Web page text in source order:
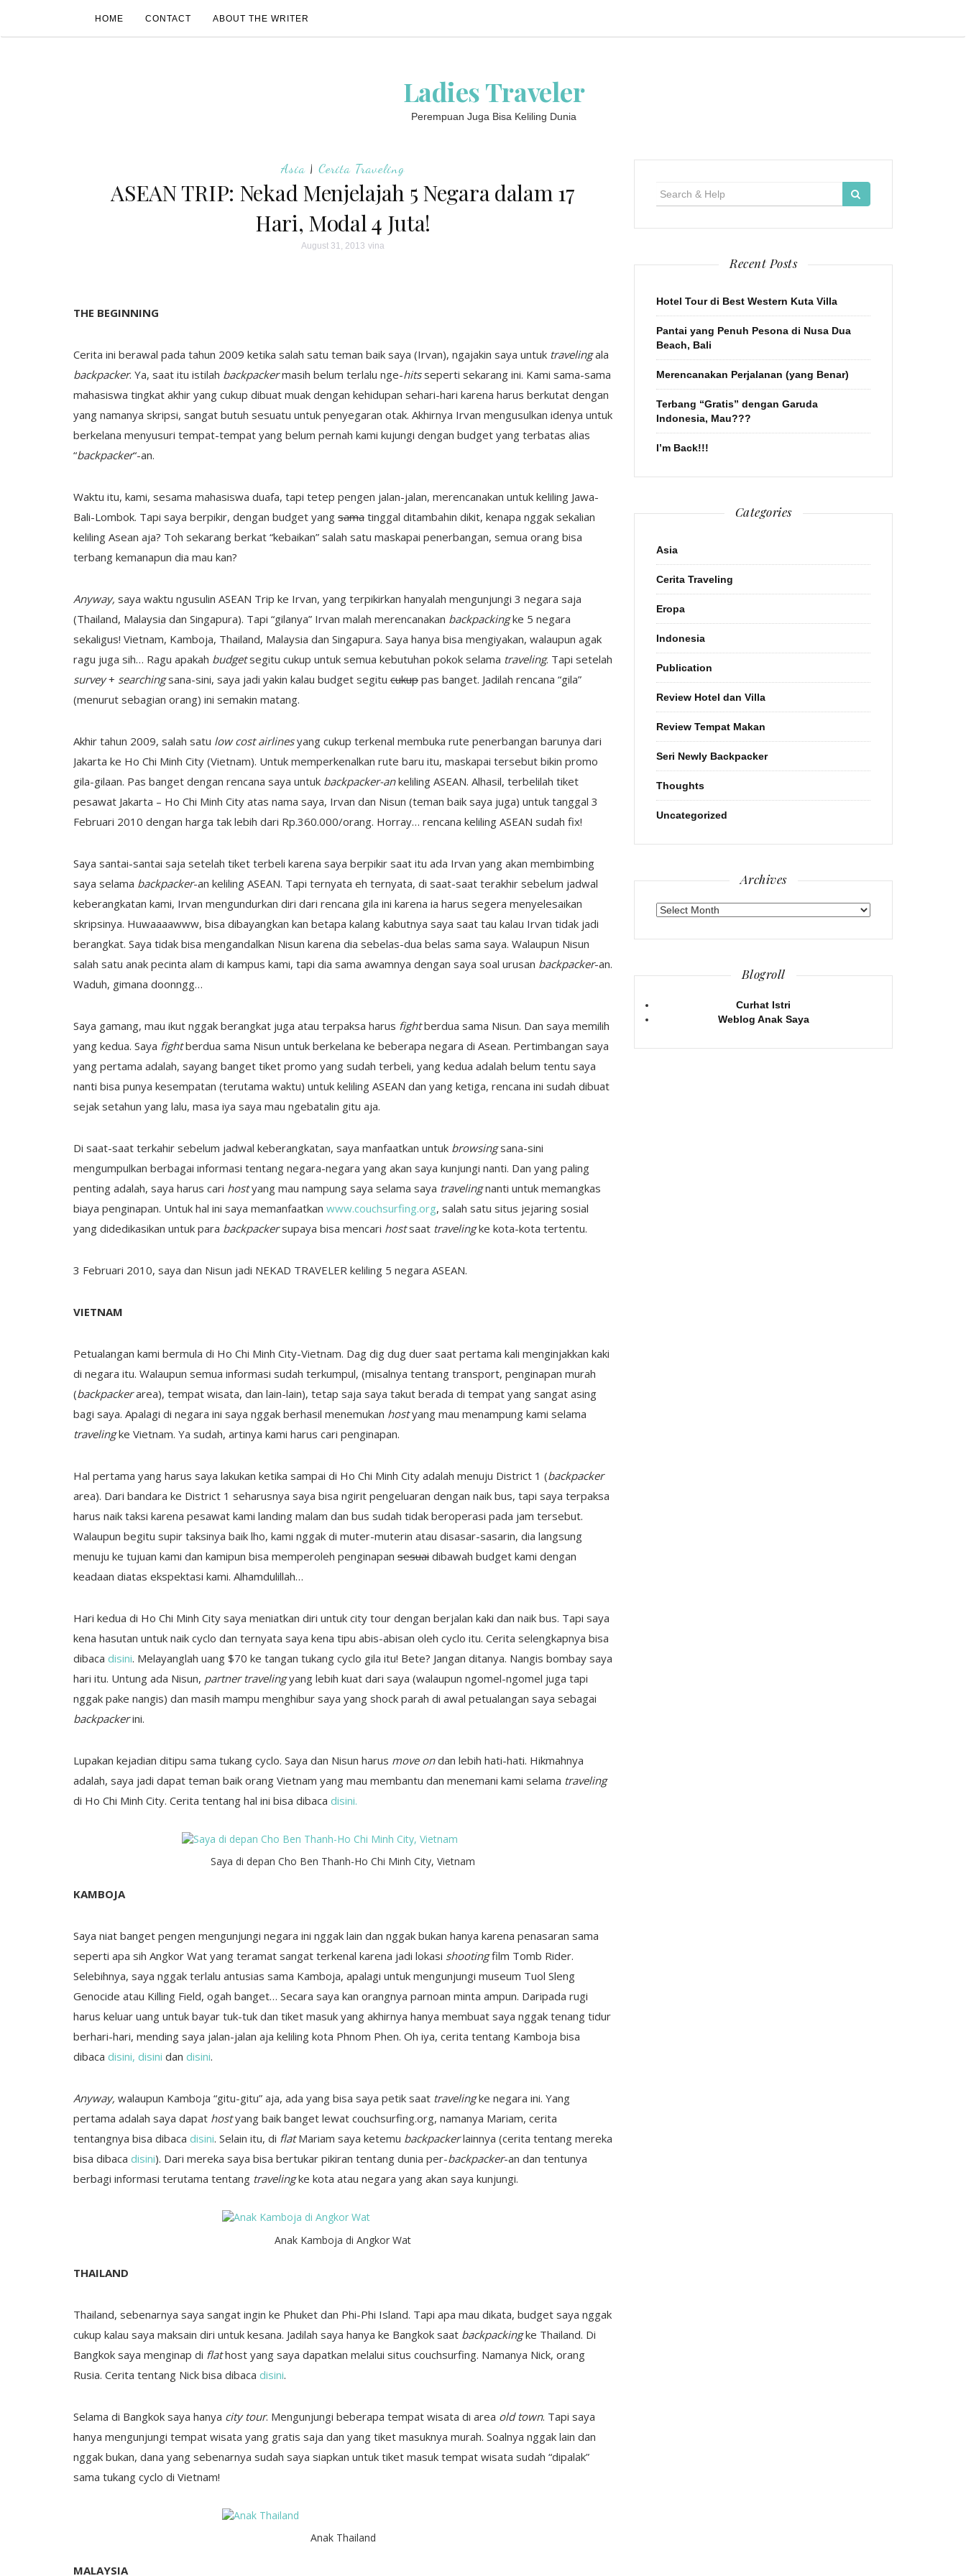
HOME CONTACT ABOUT THE WRITER
Ladies Traveler
Perempuan Juga Bisa Keliling Dunia
Asia | Cerita Traveling
ASEAN TRIP: Nekad Menjelajah 5 Negara dalam 17
Hari, Modal 4 Juta!
August 31, 2013 vina
THE BEGINNING
Cerita ini berawal pada tahun 2009 ketika salah satu teman baik saya (Irvan), ngajakin saya untuk travelingala
backpacker. Ya, saat itu istilah backpackermasih belum terlalu nge-hitsseperti sekarang ini. Kami sama-sama
mahasiswa tingkat akhir yang cukup dibuat muak dengan kehidupan sehari-hari karena harus berkutat dengan
yang namanya skripsi, sangat butuh sesuatu untuk penyegaran otak. Akhirnya Irvan mengusulkan idenya untuk
berkelana menyusuri tempat-tempat yang belum pernah kami kujungi dengan budget yang terbatas alias
“backpacker“-an.
Waktu itu, kami, sesama mahasiswa duafa, tapi tetep pengen jalan-jalan, merencanakan untuk keliling Jawa-
Bali-Lombok. Tapi saya berpikir, dengan budget yang sama tinggal ditambahin dikit, kenapa nggak sekalian
keliling Asean aja? Toh sekarang berkat “kebaikan” salah satu maskapai penerbangan, semua orang bisa
terbang kemanapun dia mau kan?
Anyway, saya waktu ngusulin ASEAN Trip ke Irvan, yang terpikirkan hanyalah mengunjungi 3 negara saja
(Thailand, Malaysia dan Singapura). Tapi “gilanya” Irvan malah merencanakan backpackingke 5 negara
sekaligus! Vietnam, Kamboja, Thailand, Malaysia dan Singapura. Saya hanya bisa mengiyakan, walaupun agak
ragu juga sih… Ragu apakah budgetsegitu cukup untuk semua kebutuhan pokok selama traveling. Tapi setelah
survey+ searchingsana-sini, saya jadi yakin kalau budget segitu cukup pas banget. Jadilah rencana “gila”
(menurut sebagian orang) ini semakin matang.
Akhir tahun 2009, salah satu low cost airlinesyang cukup terkenal membuka rute penerbangan barunya dari
Jakarta ke Ho Chi Minh City (Vietnam). Untuk memperkenalkan rute baru itu, maskapai tersebut bikin promo
gila-gilaan. Pas banget dengan rencana saya untuk backpacker-ankeliling ASEAN. Alhasil, terbelilah tiket
pesawat Jakarta – Ho Chi Minh City atas nama saya, Irvan dan Nisun (teman baik saya juga) untuk tanggal 3
Februari 2010 dengan harga tak lebih dari Rp.360.000/orang. Horray… rencana keliling ASEAN sudah fix!
Saya santai-santai saja setelah tiket terbeli karena saya berpikir saat itu ada Irvan yang akan membimbing
saya selama backpacker-an keliling ASEAN. Tapi ternyata eh ternyata, di saat-saat terakhir sebelum jadwal
keberangkatan kami, Irvan mengundurkan diri dari rencana gila ini karena ia harus segera menyelesaikan
skripsinya. Huwaaaawww, bisa dibayangkan kan betapa kalang kabutnya saya saat tau kalau Irvan tidak jadi
berangkat. Saya tidak bisa mengandalkan Nisun karena dia sebelas-dua belas sama saya. Walaupun Nisun
salah satu anak pecinta alam di kampus kami, tapi dia sama awamnya dengan saya soal urusan backpacker-an.
Waduh, gimana doonngg…
Saya gamang, mau ikut nggak berangkat juga atau terpaksa harus fightberdua sama Nisun. Dan saya memilih
yang kedua. Saya fightberdua sama Nisun untuk berkelana ke beberapa negara di Asean. Pertimbangan saya
yang pertama adalah, sayang banget tiket promo yang sudah terbeli, yang kedua adalah belum tentu saya
nanti bisa punya kesempatan (terutama waktu) untuk keliling ASEAN dan yang ketiga, rencana ini sudah dibuat
sejak setahun yang lalu, masa iya saya mau ngebatalin gitu aja.
Di saat-saat terkahir sebelum jadwal keberangkatan, saya manfaatkan untuk browsingsana-sini
mengumpulkan berbagai informasi tentang negara-negara yang akan saya kunjungi nanti. Dan yang paling
penting adalah, saya harus cari hostyang mau nampung saya selama saya travelingnanti untuk memangkas
biaya penginapan. Untuk hal ini saya memanfaatkan www.couchsurfing.org, salah satu situs jejaring sosial
yang didedikasikan untuk para backpackersupaya bisa mencari hostsaat travelingke kota-kota tertentu.
3 Februari 2010, saya dan Nisun jadi NEKAD TRAVELER keliling 5 negara ASEAN.
VIETNAM
Petualangan kami bermula di Ho Chi Minh City-Vietnam. Dag dig dug duer saat pertama kali menginjakkan kaki
di negara itu. Walaupun semua informasi sudah terkumpul, (misalnya tentang transport, penginapan murah
(backpackerarea), tempat wisata, dan lain-lain), tetap saja saya takut berada di tempat yang sangat asing
bagi saya. Apalagi di negara ini saya nggak berhasil menemukan hostyang mau menampung kami selama
travelingke Vietnam. Ya sudah, artinya kami harus cari penginapan.
Hal pertama yang harus saya lakukan ketika sampai di Ho Chi Minh City adalah menuju District 1 (backpacker
area). Dari bandara ke District 1 seharusnya saya bisa ngirit pengeluaran dengan naik bus, tapi saya terpaksa
harus naik taksi karena pesawat kami landing malam dan bus sudah tidak beroperasi pada jam tersebut.
Walaupun begitu supir taksinya baik lho, kami nggak di muter-muterin atau disasar-sasarin, dia langsung
menuju ke tujuan kami dan kamipun bisa memperoleh penginapan sesuai dibawah budget kami dengan
keadaan diatas ekspektasi kami. Alhamdulillah…
Hari kedua di Ho Chi Minh City saya meniatkan diri untuk city tour dengan berjalan kaki dan naik bus. Tapi saya
kena hasutan untuk naik cyclo dan ternyata saya kena tipu abis-abisan oleh cyclo itu. Cerita selengkapnya bisa
dibaca disini. Melayanglah uang $70 ke tangan tukang cyclo gila itu! Bete? Jangan ditanya. Nangis bombay saya
hari itu. Untung ada Nisun, partner travelingyang lebih kuat dari saya (walaupun ngomel-ngomel juga tapi
nggak pake nangis) dan masih mampu menghibur saya yang shock parah di awal petualangan saya sebagai
backpackerini.
Lupakan kejadian ditipu sama tukang cyclo. Saya dan Nisun harus move ondan lebih hati-hati. Hikmahnya
adalah, saya jadi dapat teman baik orang Vietnam yang mau membantu dan menemani kami selama traveling
di Ho Chi Minh City. Cerita tentang hal ini bisa dibaca disini.
Saya di depan Cho Ben Thanh-Ho Chi Minh City, Vietnam
KAMBOJA
Saya niat banget pengen mengunjungi negara ini nggak lain dan nggak bukan hanya karena penasaran sama
seperti apa sih Angkor Wat yang teramat sangat terkenal karena jadi lokasi shootingfilm Tomb Rider.
Selebihnya, saya nggak terlalu antusias sama Kamboja, apalagi untuk mengunjungi museum Tuol Sleng
Genocide atau Killing Field, ogah banget… Secara saya kan orangnya parnoan minta ampun. Daripada rugi
harus keluar uang untuk bayar tuk-tuk dan tiket masuk yang akhirnya hanya membuat saya nggak tenang tidur
berhari-hari, mending saya jalan-jalan aja keliling kota Phnom Phen. Oh iya, cerita tentang Kamboja bisa
dibaca disini, disini dan disini.
Anyway, walaupun Kamboja “gitu-gitu” aja, ada yang bisa saya petik saat travelingke negara ini. Yang
pertama adalah saya dapat hostyang baik banget lewat couchsurfing.org, namanya Mariam, cerita
tentangnya bisa dibaca disini. Selain itu, di flatMariam saya ketemu backpackerlainnya (cerita tentang mereka
bisa dibaca disini). Dari mereka saya bisa bertukar pikiran tentang dunia per-backpacker-an dan tentunya
berbagi informasi terutama tentang travelingke kota atau negara yang akan saya kunjungi.
Anak Kamboja di Angkor Wat
THAILAND
Thailand, sebenarnya saya sangat ingin ke Phuket dan Phi-Phi Island. Tapi apa mau dikata, budget saya nggak
cukup kalau saya maksain diri untuk kesana. Jadilah saya hanya ke Bangkok saat backpackingke Thailand. Di
Bangkok saya menginap di flathost yang saya dapatkan melalui situs couchsurfing. Namanya Nick, orang
Rusia. Cerita tentang Nick bisa dibaca disini.
Selama di Bangkok saya hanya city tour. Mengunjungi beberapa tempat wisata di area old town. Tapi saya
hanya mengunjungi tempat wisata yang gratis saja dan yang tiket masuknya murah. Soalnya nggak lain dan
nggak bukan, dana yang sebenarnya sudah saya siapkan untuk tiket masuk tempat wisata sudah “dipalak”
sama tukang cyclo di Vietnam!
Anak Thailand
MALAYSIA
Recent Posts
Hotel Tour di Best Western Kuta Villa
Pantai yang Penuh Pesona di Nusa Dua
Beach, Bali
Merencanakan Perjalanan (yang Benar)
Terbang “Gratis” dengan Garuda
Indonesia, Mau???
I’m Back!!!
Categories
Asia
Cerita Traveling
Eropa
Indonesia
Publication
Review Hotel dan Villa
Review Tempat Makan
Seri Newly Backpacker
Thoughts
Uncategorized
Archives
Archives
Blogroll
Curhat Istri
Weblog Anak Saya